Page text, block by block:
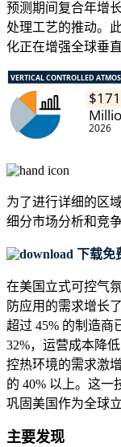
预测期间复合年增
处理工艺的推动。
化正在增强全球垂
为了进行详细的区
细分市场分析和竞
下载免
在美国立式可控气
防应用的需求增长
超过 45% 的制造商
32%，运营成本降
控热环境的需求激
的 40% 以上。这一
巩固美国作为全球
主要发现